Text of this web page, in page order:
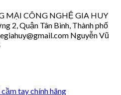
MẠI CÔNG NGHỆ GIA HUY
2, Quận Tân Bình, Thành phố
Nguyễn Vũ
tay chính hãng